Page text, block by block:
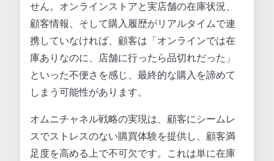
せん。オンラインストアと実店舗の在庫状況、
顧客情報、そして購入履歴がリアルタイムで連
携していなければ、顧客は「オンラインでは在
庫ありなのに、店舗に行ったら品切れだった」
といった不便さを感じ、最終的な購入を諦めて
しまう可能性があります。
オムニチャネル戦略の実現は、顧客にシームレ
スでストレスのない購買体験を提供し、顧客満
足度を高める上で不可欠です。これは単に在庫